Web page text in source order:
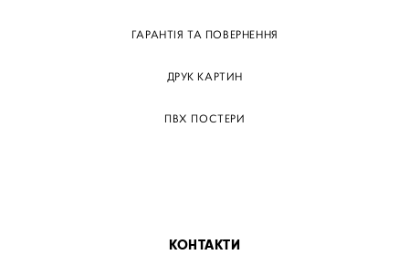
ГАРАНТІЯ ТА ПОВЕРНЕННЯ
ДРУК КАРТИН
ПВХ ПОСТЕРИ
КОНТАКТИ